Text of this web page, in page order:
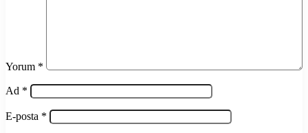
Yorum *
Ad *
E-posta *